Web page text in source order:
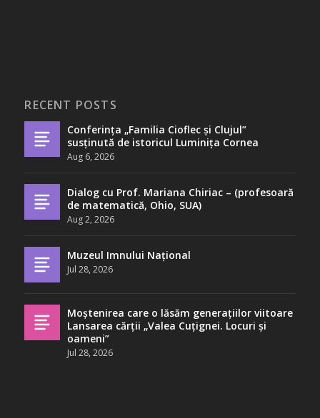
RECENT POSTS
Conferința „Familia Cioflec și Clujul”
susținută de istoricul Luminița Cornea
Aug 6, 2026
Dialog cu Prof. Mariana Chiriac – (profesoară
de matematică, Ohio, SUA)
Aug 2, 2026
Muzeul Imnului Național
Jul 28, 2026
Moștenirea care o lăsăm generațiilor viitoare
Lansarea cărții „Valea Cuțignei. Locuri și
oameni”
Jul 28, 2026